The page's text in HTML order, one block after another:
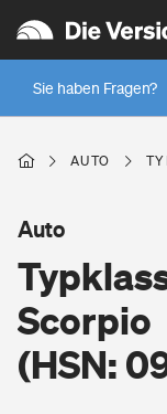
Sie haben Fragen?
Wer versichert
Regionalklassen:
Wer versichert
Wohnen
AUTO
Scorpio
(HSN:
Auto